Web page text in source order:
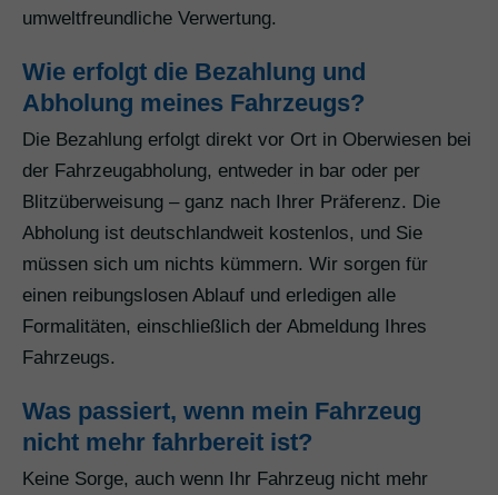
umweltfreundliche Verwertung.
Wie erfolgt die Bezahlung und
Abholung meines Fahrzeugs?
Die Bezahlung erfolgt direkt vor Ort in Oberwiesen bei
der Fahrzeugabholung, entweder in bar oder per
Blitzüberweisung – ganz nach Ihrer Präferenz. Die
Abholung ist deutschlandweit kostenlos, und Sie
müssen sich um nichts kümmern. Wir sorgen für
einen reibungslosen Ablauf und erledigen alle
Formalitäten, einschließlich der Abmeldung Ihres
Fahrzeugs.
Was passiert, wenn mein Fahrzeug
nicht mehr fahrbereit ist?
Keine Sorge, auch wenn Ihr Fahrzeug nicht mehr